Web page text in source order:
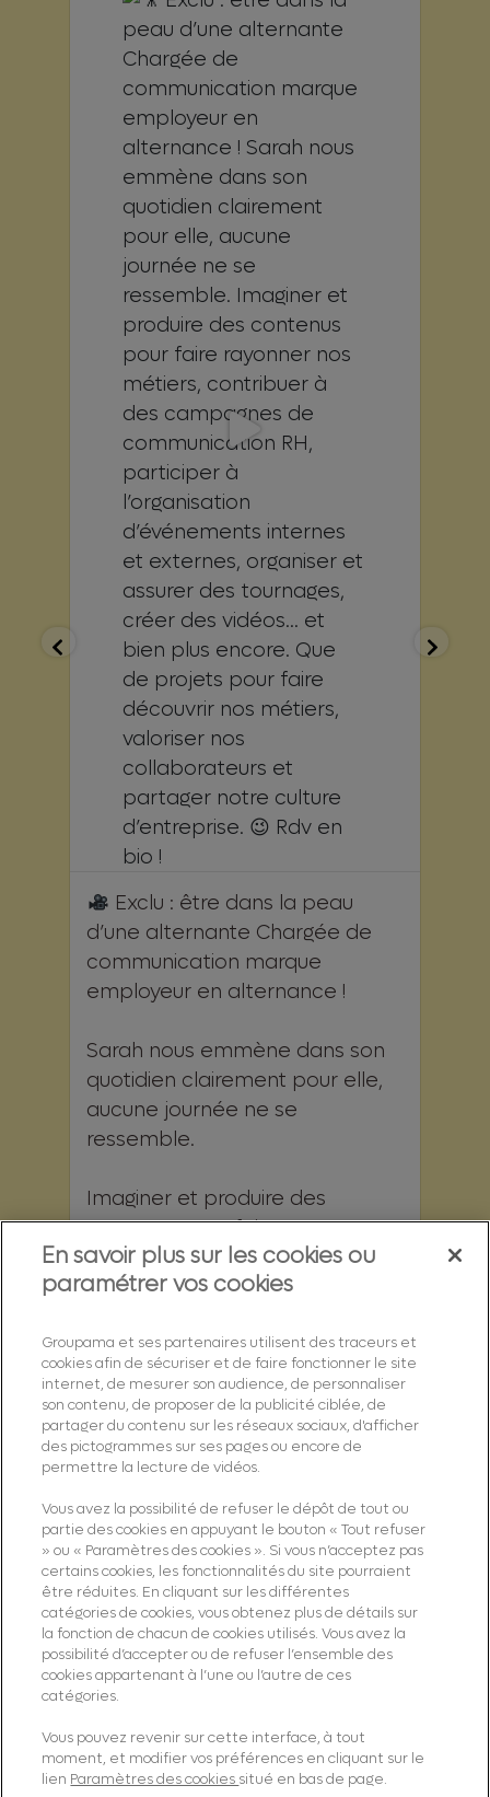
Exclu : être dans la peau
d’une alternante Chargée de
communication marque
employeur en alternance !
Sarah nous emmène dans son
quotidien clairement pour elle,
aucune journée ne se
ressemble.
Imaginer et produire des
contenus pour faire rayonner
nos métiers, contribuer ...
Restons connectés
Instagram
Notre groupe
Nos engagements
En savoir plus sur les cookies ou
paramétrer vos cookies
Groupama et ses partenaires utilisent des traceurs et
cookies afin de sécuriser et de faire fonctionner le site
internet, de mesurer son audience, de personnaliser
son contenu, de proposer de la publicité ciblée, de
partager du contenu sur les réseaux sociaux, d'afficher
des pictogrammes sur ses pages ou encore de
permettre la lecture de vidéos.
Vous avez la possibilité de refuser le dépôt de tout ou
partie des cookies en appuyant le bouton « Tout refuser
» ou « Paramètres des cookies ». Si vous n’acceptez pas
certains cookies, les fonctionnalités du site pourraient
être réduites. En cliquant sur les différentes
catégories de cookies, vous obtenez plus de détails sur
la fonction de chacun de cookies utilisés. Vous avez la
possibilité d’accepter ou de refuser l’ensemble des
cookies appartenant à l’une ou l’autre de ces
catégories.
Vous pouvez revenir sur cette interface, à tout
moment, et modifier vos préférences en cliquant sur le
lien Paramètres des cookies situé en bas de page.